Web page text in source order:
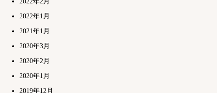
2022年1月
2021年1月
2020年3月
2020年2月
2020年1月
2019年12月